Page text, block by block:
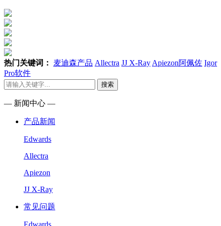
热门关键词： 麦迪森产品 Allectra JJ X-Ray Apiezon阿佩佐 Igor
Pro软件
搜索
— 新闻中心 —
产品新闻
Edwards
Allectra
Apiezon
JJ X-Ray
常见问题
Edwards